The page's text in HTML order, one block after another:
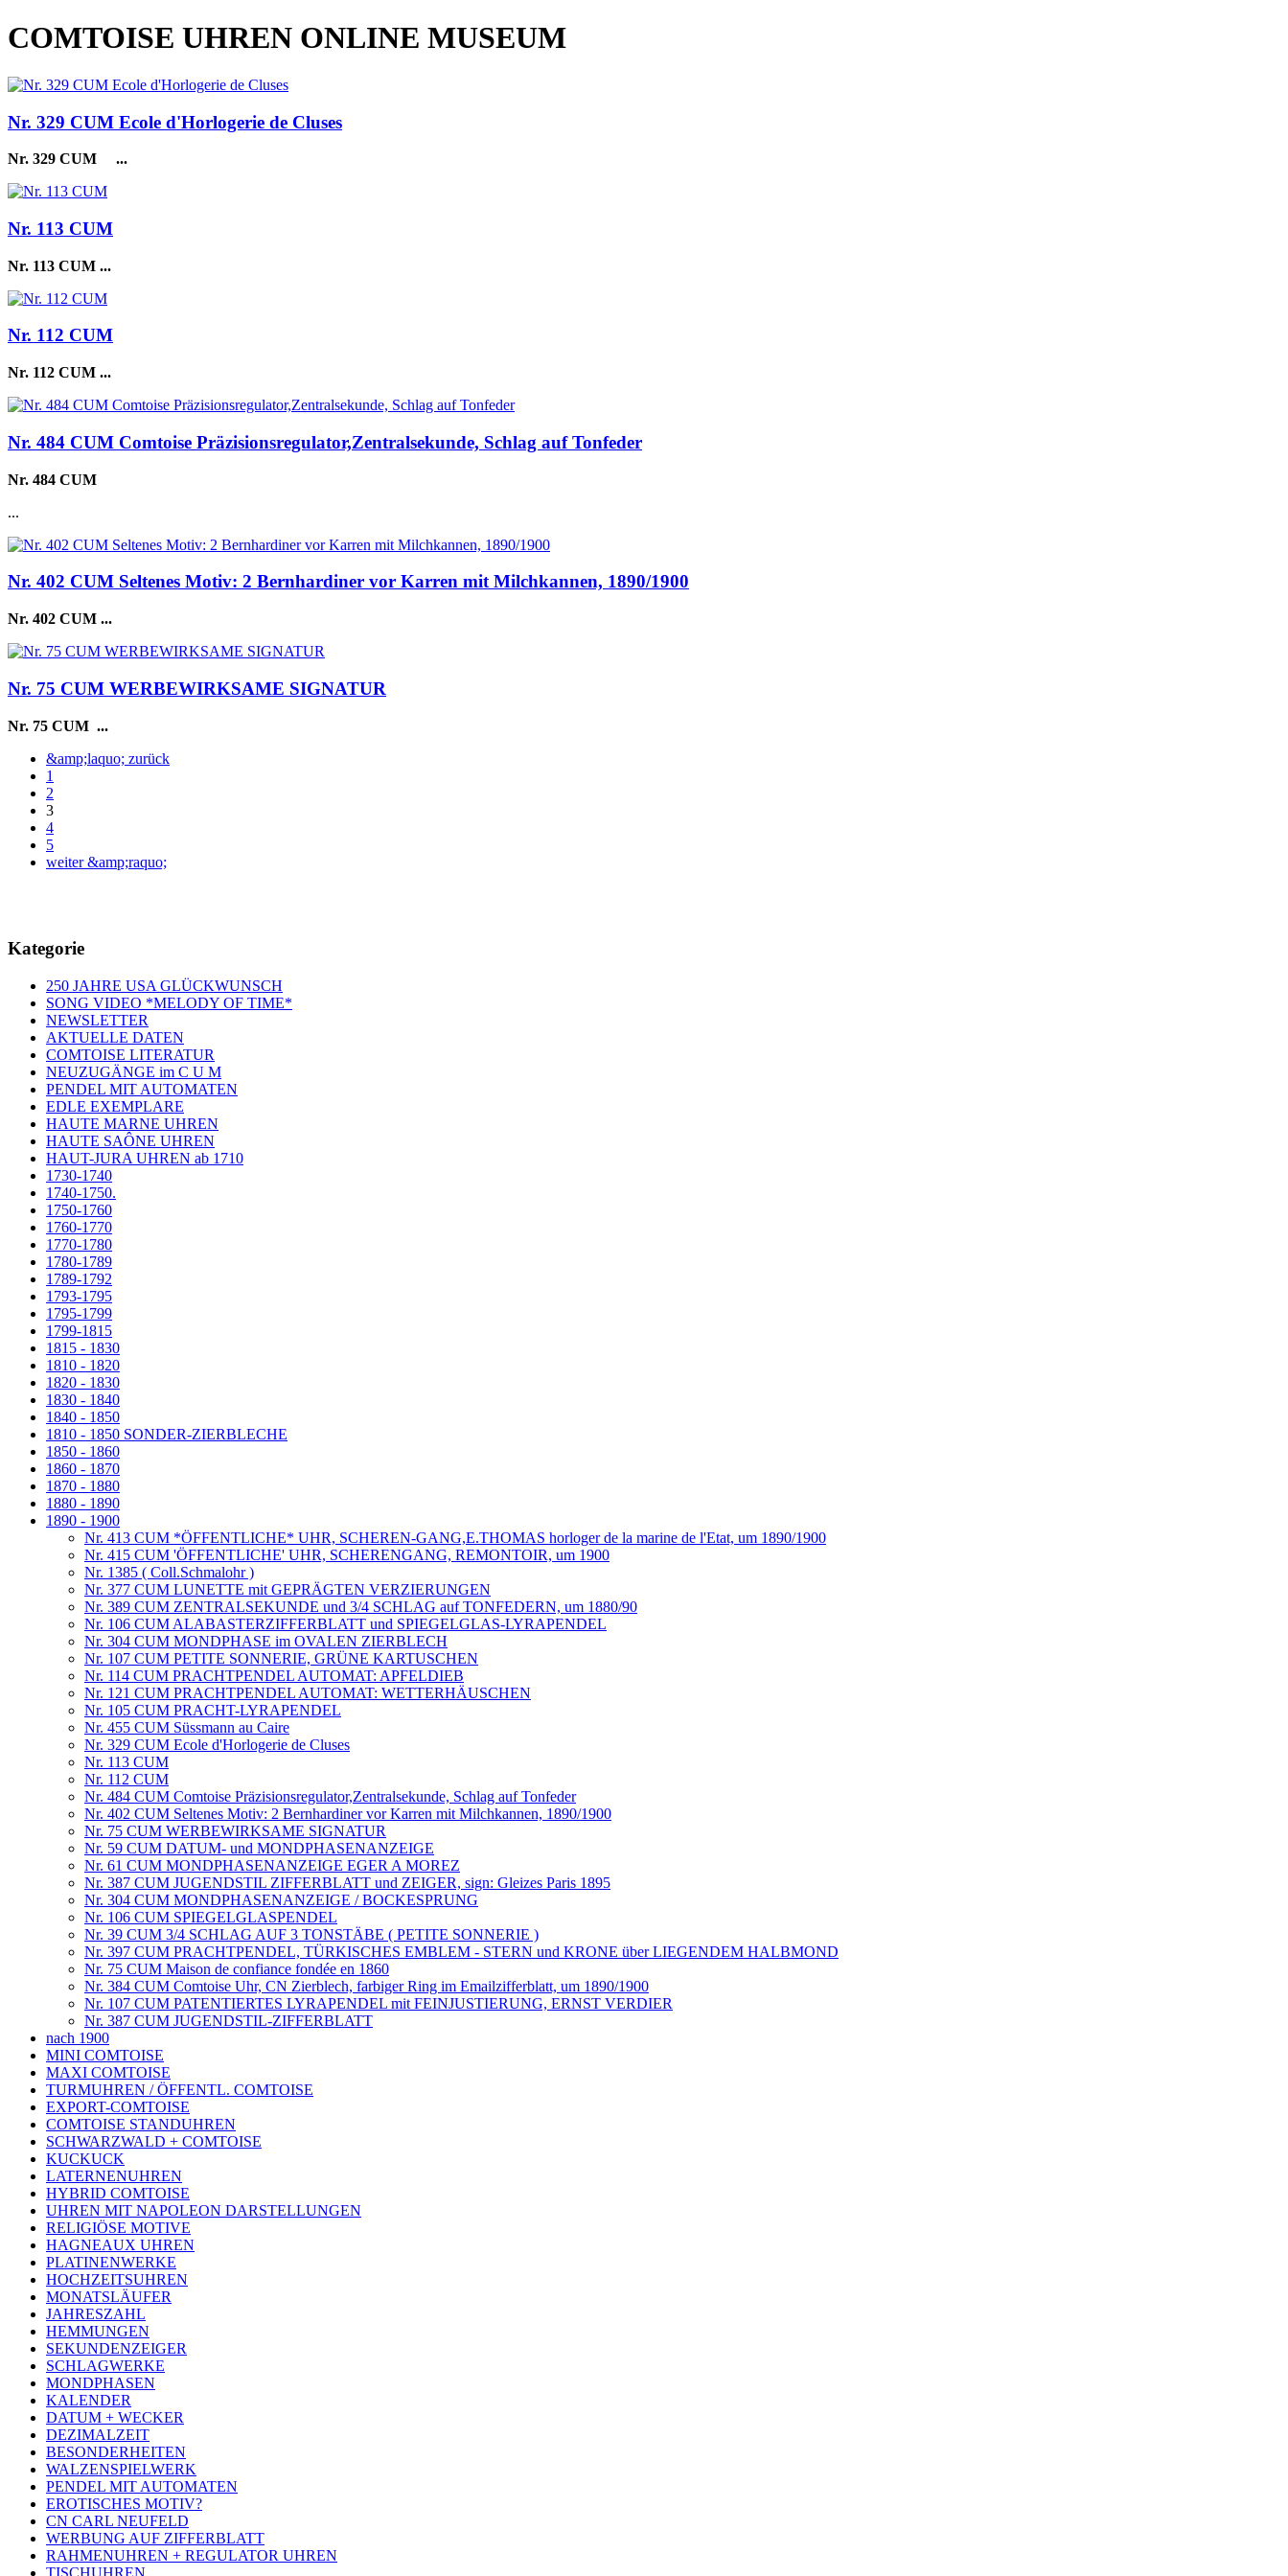
COMTOISE UHREN ONLINE MUSEUM
Nr. 329 CUM Ecole d'Horlogerie de Cluses
Nr. 329 CUM ...
Nr. 113 CUM
Nr. 113 CUM ...
Nr. 112 CUM
Nr. 112 CUM ...
Nr. 484 CUM Comtoise Präzisionsregulator,Zentralsekunde, Schlag auf Tonfeder
Nr. 484 CUM
...
Nr. 402 CUM Seltenes Motiv: 2 Bernhardiner vor Karren mit Milchkannen, 1890/1900
Nr. 402 CUM ...
Nr. 75 CUM WERBEWIRKSAME SIGNATUR
Nr. 75 CUM ...
&amp;laquo; zurück
1
2
3
4
5
weiter &amp;raquo;
Kategorie
250 JAHRE USA GLÜCKWUNSCH
SONG VIDEO *MELODY OF TIME*
NEWSLETTER
AKTUELLE DATEN
COMTOISE LITERATUR
NEUZUGÄNGE im C U M
PENDEL MIT AUTOMATEN
EDLE EXEMPLARE
HAUTE MARNE UHREN
HAUTE SAÔNE UHREN
HAUT-JURA UHREN ab 1710
1730-1740
1740-1750.
1750-1760
1760-1770
1770-1780
1780-1789
1789-1792
1793-1795
1795-1799
1799-1815
1815 - 1830
1810 - 1820
1820 - 1830
1830 - 1840
1840 - 1850
1810 - 1850 SONDER-ZIERBLECHE
1850 - 1860
1860 - 1870
1870 - 1880
1880 - 1890
1890 - 1900
Nr. 413 CUM *ÖFFENTLICHE* UHR, SCHEREN-GANG,E.THOMAS horloger de la marine de l'Etat, um 1890/1900
Nr. 415 CUM 'ÖFFENTLICHE' UHR, SCHERENGANG, REMONTOIR, um 1900
Nr. 1385 ( Coll.Schmalohr )
Nr. 377 CUM LUNETTE mit GEPRÄGTEN VERZIERUNGEN
Nr. 389 CUM ZENTRALSEKUNDE und 3/4 SCHLAG auf TONFEDERN, um 1880/90
Nr. 106 CUM ALABASTERZIFFERBLATT und SPIEGELGLAS-LYRAPENDEL
Nr. 304 CUM MONDPHASE im OVALEN ZIERBLECH
Nr. 107 CUM PETITE SONNERIE, GRÜNE KARTUSCHEN
Nr. 114 CUM PRACHTPENDEL AUTOMAT: APFELDIEB
Nr. 121 CUM PRACHTPENDEL AUTOMAT: WETTERHÄUSCHEN
Nr. 105 CUM PRACHT-LYRAPENDEL
Nr. 455 CUM Süssmann au Caire
Nr. 329 CUM Ecole d'Horlogerie de Cluses
Nr. 113 CUM
Nr. 112 CUM
Nr. 484 CUM Comtoise Präzisionsregulator,Zentralsekunde, Schlag auf Tonfeder
Nr. 402 CUM Seltenes Motiv: 2 Bernhardiner vor Karren mit Milchkannen, 1890/1900
Nr. 75 CUM WERBEWIRKSAME SIGNATUR
Nr. 59 CUM DATUM- und MONDPHASENANZEIGE
Nr. 61 CUM MONDPHASENANZEIGE EGER A MOREZ
Nr. 387 CUM JUGENDSTIL ZIFFERBLATT und ZEIGER, sign: Gleizes Paris 1895
Nr. 304 CUM MONDPHASENANZEIGE / BOCKESPRUNG
Nr. 106 CUM SPIEGELGLASPENDEL
Nr. 39 CUM 3/4 SCHLAG AUF 3 TONSTÄBE ( PETITE SONNERIE )
Nr. 397 CUM PRACHTPENDEL, TÜRKISCHES EMBLEM - STERN und KRONE über LIEGENDEM HALBMOND
Nr. 75 CUM Maison de confiance fondée en 1860
Nr. 384 CUM Comtoise Uhr, CN Zierblech, farbiger Ring im Emailzifferblatt, um 1890/1900
Nr. 107 CUM PATENTIERTES LYRAPENDEL mit FEINJUSTIERUNG, ERNST VERDIER
Nr. 387 CUM JUGENDSTIL-ZIFFERBLATT
nach 1900
MINI COMTOISE
MAXI COMTOISE
TURMUHREN / ÖFFENTL. COMTOISE
EXPORT-COMTOISE
COMTOISE STANDUHREN
SCHWARZWALD + COMTOISE
KUCKUCK
LATERNENUHREN
HYBRID COMTOISE
UHREN MIT NAPOLEON DARSTELLUNGEN
RELIGIÖSE MOTIVE
HAGNEAUX UHREN
PLATINENWERKE
HOCHZEITSUHREN
MONATSLÄUFER
JAHRESZAHL
HEMMUNGEN
SEKUNDENZEIGER
SCHLAGWERKE
MONDPHASEN
KALENDER
DATUM + WECKER
DEZIMALZEIT
BESONDERHEITEN
WALZENSPIELWERK
PENDEL MIT AUTOMATEN
EROTISCHES MOTIV?
CN CARL NEUFELD
WERBUNG AUF ZIFFERBLATT
RAHMENUHREN + REGULATOR UHREN
TISCHUHREN